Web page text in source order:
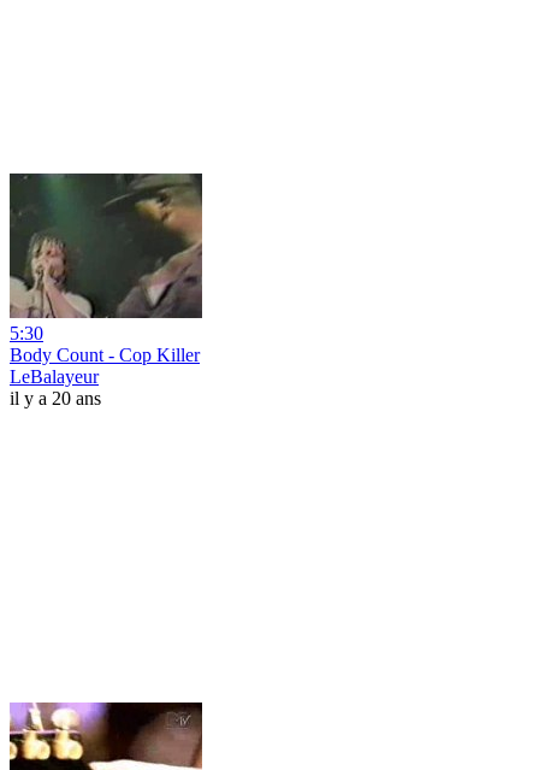
5:30
Body Count - Cop Killer
LeBalayeur
il y a 20 ans